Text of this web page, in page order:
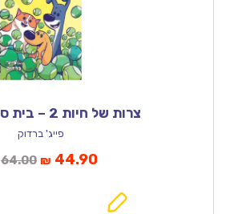
צרות של חיות 2 – בית ספר לכלבים
פייג' ברדוק
64.00המחיר
₪ 44.90המחיר
הוא: